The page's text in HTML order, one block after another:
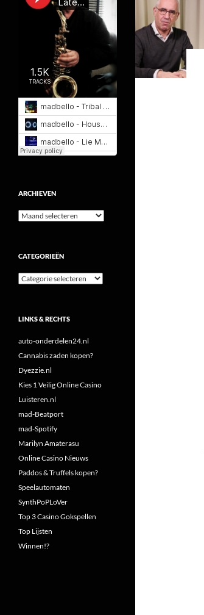
ARCHIEVEN
Archieven
CATEGORIEËN
Categorieën
LINKS & RECHTS
auto-onderdelen24.nl
Cannabis zaden kopen?
Dyezzie.nl
Kies 1 Veilig Online Casino
Luisteren.nl
mad-Beatport
mad-Spotify
Marilyn Amaterasu
Online Casino Nieuws
Paddos & Truffels kopen?
Speelautomaten
SynthPoPLoVer
Top 3 Casino Gokspellen
Top Lijsten
Winnen!?